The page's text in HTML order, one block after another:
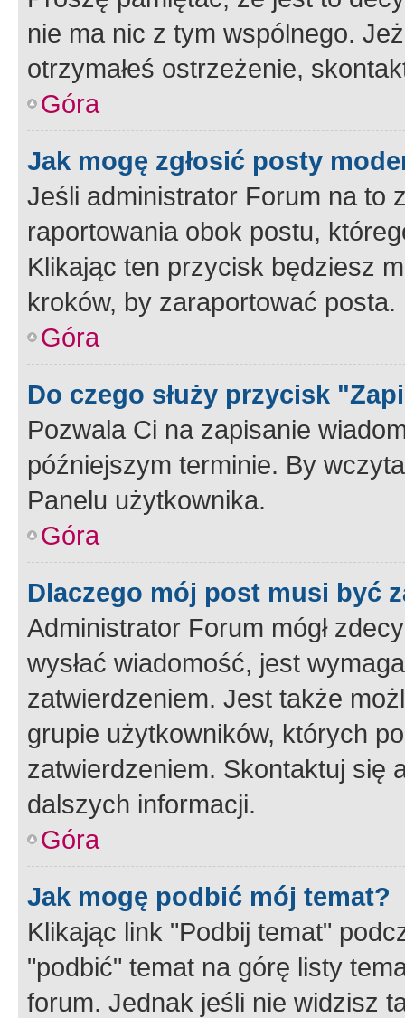
nie ma nic z tym wspólnego.
otrzymałeś ostrzeżenie,
Góra
Jak mogę zgłosić posty
Jeśli administrator Forum na to
raportowania obok postu,
Klikając ten przycisk będziesz
kroków, by zaraportować posta.
Góra
Do czego służy przycisk
Pozwala Ci na zapisanie
późniejszym terminie. By
Panelu użytkownika.
Góra
Dlaczego mój post musi być
Administrator Forum mógł
wysłać wiadomość, jest
zatwierdzeniem. Jest także
grupie użytkowników, których
zatwierdzeniem. Skontaktuj się
dalszych informacji.
Góra
Jak mogę podbić mój temat?
Klikając link "Podbij temat"
"podbić" temat na górę listy
forum. Jednak jeśli nie widzisz